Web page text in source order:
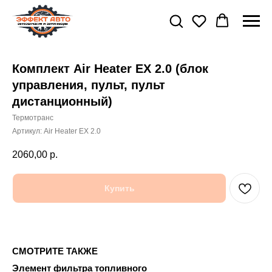
Комплект Air Heater EX 2.0 (блок
управления, пульт, пульт
дистанционный)
Термотранс
Артикул: Air Heater EX 2.0
2060,00 р.
Купить
СМОТРИТЕ ТАКЖЕ
Элемент фильтра топливного